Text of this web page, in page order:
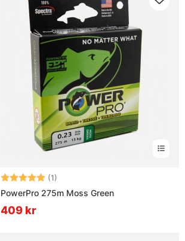
Betyg: (1)
PowerPro 275m Moss Green
409 kr